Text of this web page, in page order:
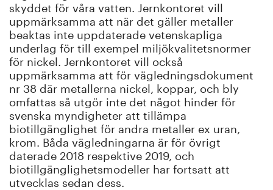
skyddet för våra vatten. Jernkontoret vill
uppmärksamma att när det gäller metaller
beaktas inte uppdaterade vetenskapliga
underlag för till exempel miljökvalitetsnormer
för nickel. Jernkontoret vill också
uppmärksamma att för vägledningsdokument
nr 38 där metallerna nickel, koppar, och bly
omfattas så utgör inte det något hinder för
svenska myndigheter att tillämpa
biotillgänglighet för andra metaller ex uran,
krom. Båda vägledningarna är för övrigt
daterade 2018 respektive 2019, och
biotillgänglighetsmodeller har fortsatt att
utvecklas sedan dess.